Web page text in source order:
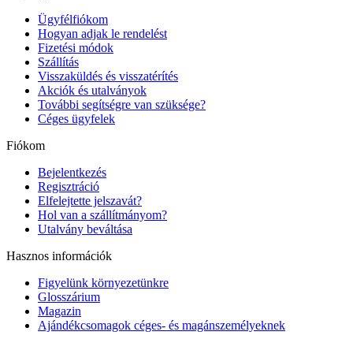
Ügyfélfiókom
Hogyan adjak le rendelést
Fizetési módok
Szállítás
Visszaküldés és visszatérítés
Akciók és utalványok
További segítségre van szüksége?
Céges ügyfelek
Fiókom
Bejelentkezés
Regisztráció
Elfelejtette jelszavát?
Hol van a szállítmányom?
Utalvány beváltása
Hasznos információk
Figyelünk környezetünkre
Glosszárium
Magazin
Ajándékcsomagok céges- és magánszemélyeknek